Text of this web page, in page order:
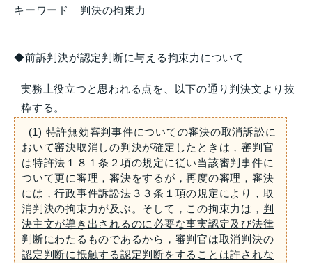
キーワード
判決の拘束力
◆前訴判決が認定判断に与える拘束力について
実務上役立つと思われる点を、以下の通り判決文より抜
粋する。
(1) 特許無効審判事件についての審決の取消訴訟に
おいて審決取消しの判決が確定したときは，審判官
は特許法１８１条２項の規定に従い当該審判事件に
ついて更に審理，審決をするが，再度の審理，審決
には，行政事件訴訟法３３条１項の規定により，取
消判決の拘束力が及ぶ。そして，この拘束力は， 判
決主文が導き出されるのに必要な事実認定及び法律
判断にわたるものであるから，審判官は取消判決の
認定判断に抵触する認定判断をすることは許されな